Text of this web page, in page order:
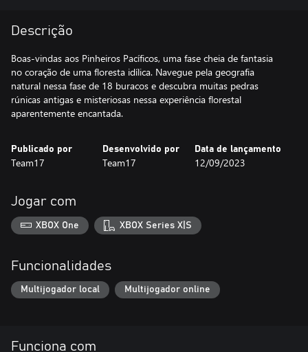
Descrição
Boas-vindas aos Pinheiros Pacíficos, uma fase cheia de fantasia
no coração de uma floresta idílica. Navegue pela geografia
natural nessa fase de 18 buracos e descubra muitas pedras
rúnicas antigas e misteriosas nessa experiência florestal
aparentemente encantada.
Publicado por
Team17
Desenvolvido por
Team17
Data de lançamento
12/09/2023
Jogar com
XBOX One XBOX Series X|S
Funcionalidades
Multijogador local Multijogador online
Funciona com